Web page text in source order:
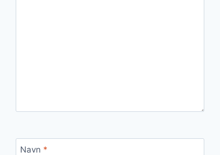
Navn *